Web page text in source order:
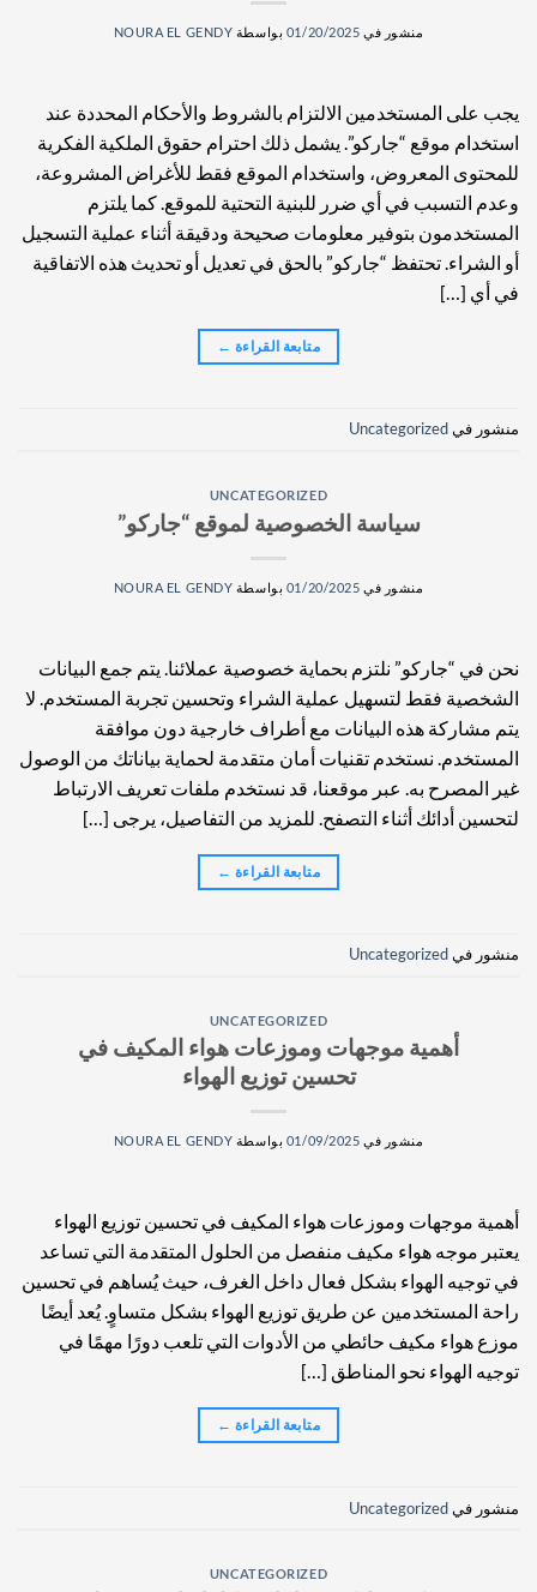
منشور في 01/20/2025 بواسطة NOURA EL GENDY
يجب على المستخدمين الالتزام بالشروط والأحكام المحددة عند
استخدام موقع “جاركو”. يشمل ذلك احترام حقوق الملكية الفكرية
للمحتوى المعروض، واستخدام الموقع فقط للأغراض المشروعة،
وعدم التسبب في أي ضرر للبنية التحتية للموقع. كما يلتزم
المستخدمون بتوفير معلومات صحيحة ودقيقة أثناء عملية التسجيل
أو الشراء. تحتفظ “جاركو” بالحق في تعديل أو تحديث هذه الاتفاقية
في أي […]
متابعة القراءة ←
منشور فيUncategorized
UNCATEGORIZED
سياسة الخصوصية لموقع “جاركو”
منشور في 01/20/2025 بواسطة NOURA EL GENDY
نحن في “جاركو” نلتزم بحماية خصوصية عملائنا. يتم جمع البيانات
الشخصية فقط لتسهيل عملية الشراء وتحسين تجربة المستخدم. لا
يتم مشاركة هذه البيانات مع أطراف خارجية دون موافقة
المستخدم. نستخدم تقنيات أمان متقدمة لحماية بياناتك من الوصول
غير المصرح به. عبر موقعنا، قد نستخدم ملفات تعريف الارتباط
لتحسين أدائك أثناء التصفح. للمزيد من التفاصيل، يرجى […]
متابعة القراءة ←
منشور في Uncategorized
UNCATEGORIZED
أهمية موجهات وموزعات هواء المكيف في
تحسين توزيع الهواء
منشور في 01/09/2025 بواسطة NOURA EL GENDY
أهمية موجهات وموزعات هواء المكيف في تحسين توزيع الهواء
يعتبر موجه هواء مكيف منفصل من الحلول المتقدمة التي تساعد
في توجيه الهواء بشكل فعال داخل الغرف، حيث يُساهم في تحسين
راحة المستخدمين عن طريق توزيع الهواء بشكل متساوٍ. يُعد أيضًا
موزع هواء مكيف حائطي من الأدوات التي تلعب دورًا مهمًا في
توجيه الهواء نحو المناطق […]
متابعة القراءة ←
منشور في Uncategorized
UNCATEGORIZED